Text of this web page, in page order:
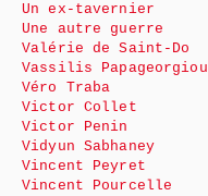
Un ex-tavernier
Une autre guerre
Valérie de Saint-Do
Vassilis Papageorgiou
Véro Traba
Victor Collet
Victor Penin
Vidyun Sabhaney
Vincent Peyret
Vincent Pourcelle